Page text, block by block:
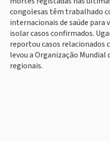
congolesas têm trabalhado
internacionais de saúde para
isolar casos confirmados.
reportou casos relacionados
levou a Organização Mundial
regionais.